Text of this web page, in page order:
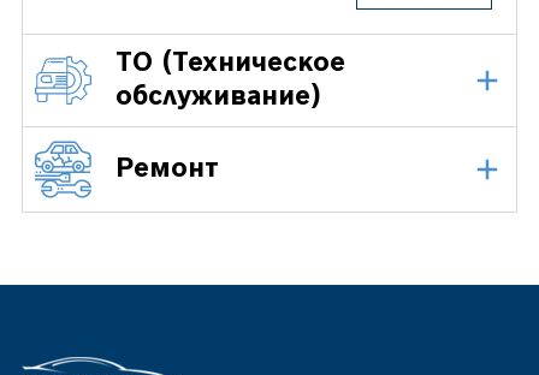
ТО (Техническое
обслуживание)
Ремонт